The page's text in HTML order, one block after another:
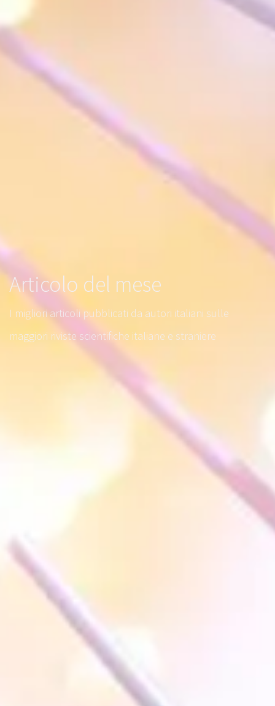
​Articolo del mese
I migliori articoli pubblicati da autori italiani sulle
maggiori riviste scientifiche italiane e straniere